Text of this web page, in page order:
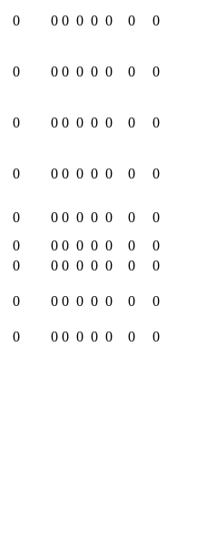
0 0 0 0 0 0 0 0
0 0 0 0 0 0 0 0
0 0 0 0 0 0 0 0
0 0 0 0 0 0 0 0
0 0 0 0 0 0 0
0
0 0 0 0 0 0 0
0
0 0 0 0 0 0 0 0
0 0 0 0 0 0 0 0
0 0 0 0 0 0 0 0